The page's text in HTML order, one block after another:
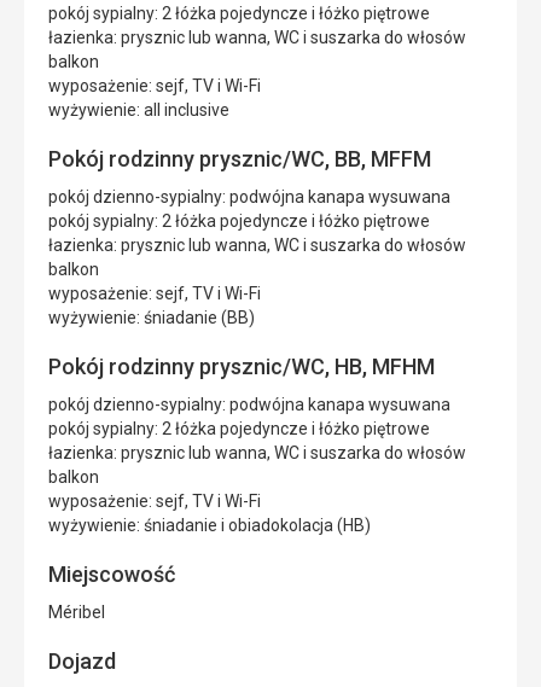
pokój sypialny: 2 łóżka pojedyncze i łóżko piętrowe
łazienka: prysznic lub wanna, WC i suszarka do włosów
balkon
wyposażenie: sejf, TV i Wi-Fi
wyżywienie: all inclusive
Pokój rodzinny prysznic/WC, BB, MFFM
pokój dzienno-sypialny: podwójna kanapa wysuwana
pokój sypialny: 2 łóżka pojedyncze i łóżko piętrowe
łazienka: prysznic lub wanna, WC i suszarka do włosów
balkon
wyposażenie: sejf, TV i Wi-Fi
wyżywienie: śniadanie (BB)
Pokój rodzinny prysznic/WC, HB, MFHM
pokój dzienno-sypialny: podwójna kanapa wysuwana
pokój sypialny: 2 łóżka pojedyncze i łóżko piętrowe
łazienka: prysznic lub wanna, WC i suszarka do włosów
balkon
wyposażenie: sejf, TV i Wi-Fi
wyżywienie: śniadanie i obiadokolacja (HB)
Miejscowość
Méribel
Dojazd